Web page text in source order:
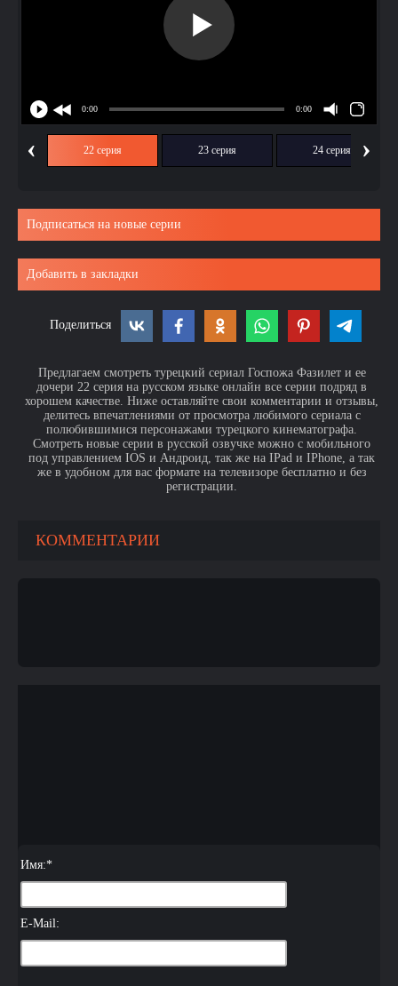
‹ 22 серия 23 серия 24 серия ›
Подписаться на новые серии
Добавить в закладки
Поделиться
Предлагаем смотреть турецкий сериал Госпожа Фазилет и ее
дочери 22 серия на русском языке онлайн все серии подряд в
хорошем качестве. Ниже оставляйте свои комментарии и отзывы,
делитесь впечатлениями от просмотра любимого сериала с
полюбившимися персонажами турецкого кинематографа.
Смотреть новые серии в русской озвучке можно с мобильного
под управлением IOS и Андроид, так же на IPad и IPhone, а так
же в удобном для вас формате на телевизоре бесплатно и без
регистрации.
КОММЕНТАРИИ
Имя:*
E-Mail: